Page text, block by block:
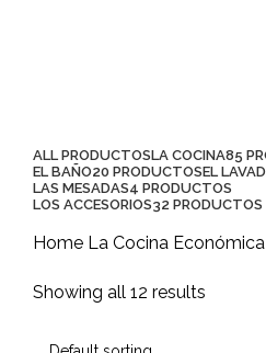
ALL PRODUCTOSLA COCINA85
EL BAÑO20 PRODUCTOSEL
LAS MESADAS4 PRODUCTOS
LOS ACCESORIOS32 PRODUCTOS
Home La Cocina Económica
Showing all 12 results